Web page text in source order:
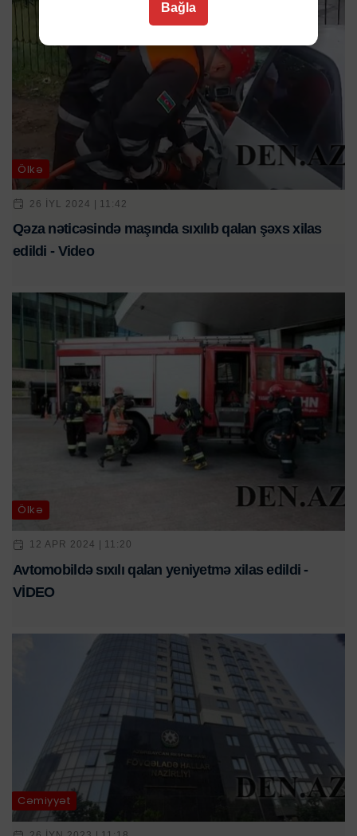
Ölkə
26 IYL 2024 | 11:42
Qəza nəticəsində maşında sıxılıb qalan şəxs xilas
edildi - Video
Ölkə
12 APR 2024 | 11:20
Avtomobildə sıxılı qalan yeniyetmə xilas edildi -
VİDEO
Cəmiyyət
Bağla